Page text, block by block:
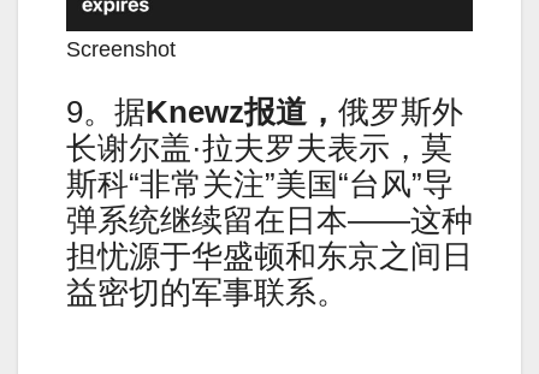
Screenshot
9。据Knewz报道， 俄罗斯外
长谢尔盖·拉夫罗夫表示，莫
斯科“非常关注”美国“台风”导
弹系统继续留在日本——这种
担忧源于华盛顿和东京之间日
益密切的军事联系。